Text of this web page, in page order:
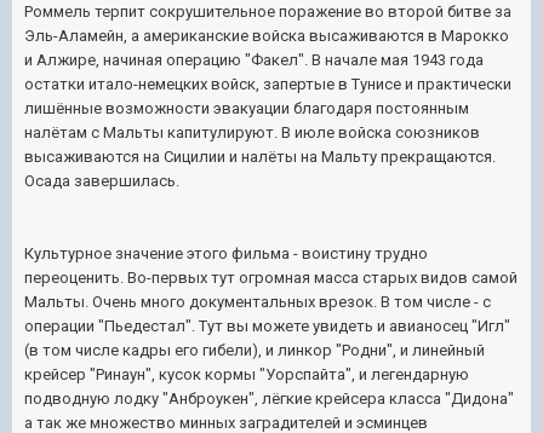
Роммель терпит сокрушительное поражение во второй битве за
Эль-Аламейн, а американские войска высаживаются в Марокко
и Алжире, начиная операцию "Факел". В начале мая 1943 года
остатки итало-немецких войск, запертые в Тунисе и практически
лишённые возможности эвакуации благодаря постоянным
налётам с Мальты капитулируют. В июле войска союзников
высаживаются на Сицилии и налёты на Мальту прекращаются.
Осада завершилась.
Культурное значение этого фильма - воистину трудно
переоценить. Во-первых тут огромная масса старых видов самой
Мальты. Очень много документальных врезок. В том числе - с
операции "Пьедестал". Тут вы можете увидеть и авианосец "Игл"
(в том числе кадры его гибели), и линкор "Родни", и линейный
крейсер "Ринаун", кусок кормы "Уорспайта", и легендарную
подводную лодку "Анброукен", лёгкие крейсера класса "Дидона"
а так же множество минных заградителей и эсминцев